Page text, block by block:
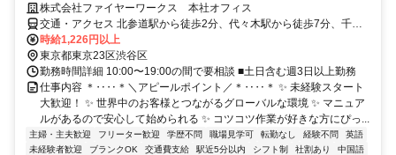
株式会社ファイヤーワークス 本社オフィス
交通・アクセス 北参道駅から徒歩2分、代々木駅から徒歩7分、千駄
ヶ谷駅から徒歩8分
時給1,226円以上
東京都東京23区渋谷区
勤務時間詳細 10:00〜19:00の間で要相談 ■土日含む週3日以上勤務
仕事内容 ＊‥‥＊＼アピールポイント／＊‥‥＊ ✨ 未経験スタート
大歓迎！ ✨ 世界中のお客様とつながるグローバルな環境 ✨ マニュア
ルがあるので安心して始められる ✨ コツコツ作業が好きな方にぴっ...
主婦・主夫歓迎 フリーター歓迎 学歴不問 職場見学可 転勤なし 経験不問
英語
未経験者歓迎
ブランクOK 交通費支給 駅近5分以内 シフト制 社割あり 中国語